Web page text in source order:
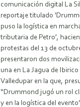
comunicación digital La
reportaje titulado
puso la logística en
tributaria de Petro’,
protestas del 13 de
presentaron dos
una en La Jagua de Ibirico
Valledupar en la que,
“Drummond jugó un rol
y en la logística del